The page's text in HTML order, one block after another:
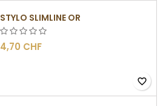
STYLO SLIMLINE OR
4,70 CHF
favorite_border